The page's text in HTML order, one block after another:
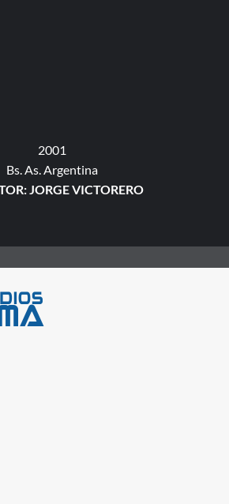
2001
Bs. As. Argentina
JORGE VICTORERO